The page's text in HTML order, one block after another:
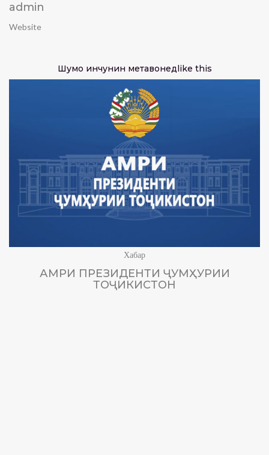
admin
Website
Шумо инчунин метавонедlike this
Хабар
АМРИ ПРЕЗИДЕНТИ ҶУМҲУРИИ
ТОҶИКИСТОН